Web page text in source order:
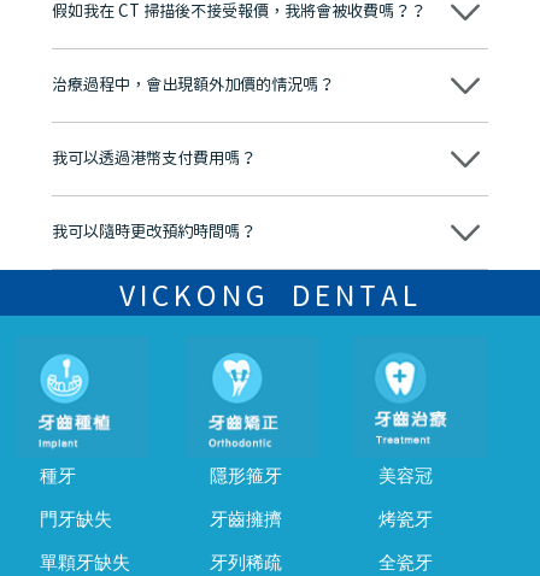
牌」、「2025香港企業領袖品牌」，是諾貝爾種植系統全球放心植牙中
至今已服務超過三十個國家和地區的顧客，受到粵港澳大灣區及周邊城
市市民極高的口碑評價及信任推薦 珠海、深圳設有八大分院，香港亦設
有咨詢及服務保障中心，有任何問題都可以隨時預約免費咨詢，讓人十
假如我在 CT 掃描後不接受報價，我將會被收費嗎？？
不會！只要未開始實際服務之前，你不會被收取任何費用。
治療過程中，會出現額外加價的情況嗎？
不會，治療前我們會詳細說明治療方案及對應的價錢，顧客同意並簽字
我可以透過港幣支付費用嗎？
可以。維港口腔會按照當日匯率轉算收取費用，而匯率會及時告知客人
我可以隨時更改預約時間嗎？
可以，請盡早通過wechat或whatsapp聯絡我們，告知我們你原本預約
的時間及資料，並且重新預約的日期及時段
VICKONG DENTAL
種牙
門牙缺失
單顆牙缺失
隱形箍牙
牙齒擁擠
牙列稀疏
美容冠
烤瓷牙
全瓷牙